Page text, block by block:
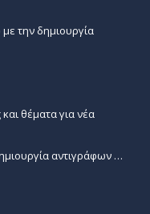
την δημιουργία
και θέματα για νέα
αντιγράφων …